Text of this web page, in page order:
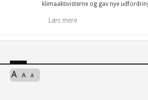
klimaaktivisterne og gav nye
Læs mere
A A A